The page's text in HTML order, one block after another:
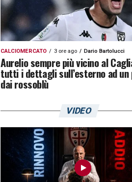
CALCIOMERCATO 3 ore ago Dario Bartolucci
Aurelio sempre più vicino al
tutti i dettagli sull’esterno ad un
dai rossoblù
VIDEO